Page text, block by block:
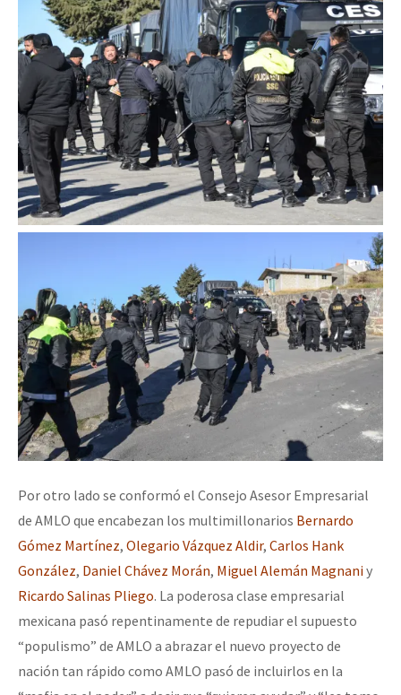
Por otro lado se conformó el Consejo Asesor Empresarial
de AMLO que encabezan los multimillonarios Bernardo
Gómez Martínez, Olegario Vázquez Aldir, Carlos Hank
González, Daniel Chávez Morán, Miguel Alemán Magnaniy
Ricardo Salinas Pliego. La poderosa clase empresarial
mexicana pasó repentinamente de repudiar el supuesto
“populismo” de AMLO a abrazar el nuevo proyecto de
nación tan rápido como AMLO pasó de incluirlos en la